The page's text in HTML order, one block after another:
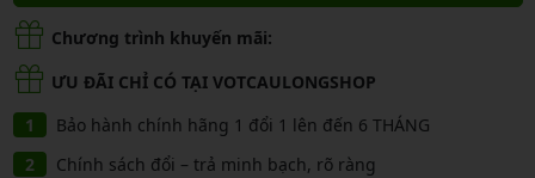
Chương trình khuyến mãi:
ƯU ĐÃI CHỈ CÓ TẠI VOTCAULONGSHOP
Bảo hành chính hãng 1 đổi 1 lên đến 6 THÁNG
Chính sách đổi – trả minh bạch, rõ ràng